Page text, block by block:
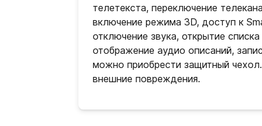
телетекста, переключение
включение режима 3D, доступ к
отключение звука, открытие
отображение аудио описаний,
можно приобрести защитный
внешние повреждения.